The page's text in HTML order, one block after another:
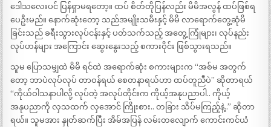
ဒေါသလေးပင် ပြန်ရှာမရတော့။ ထပ် စိတ်တိုပြန်လည်း မိမိအလွန် ထပ်ဖြစ်ရ
ပေဦးမည်။ နောက်ဆုံးတော့ သည်အမျိုးသမီးနှင့် မိမိ လာရောက်တွေ့ဆုံမိ
ခြင်းသည် ခရီးသွားလုပ်ငန်းနှင့် ပတ်သက်သည့် အတွေ့ကြုံများ၊ လုပ်နည်း
လုပ်ဟန်များ အကြောင်း ဆွေးနွေးသည့် စကားဝိုင်း ဖြစ်သွားရသည်။
သူမ ပြောသမျှထဲ မိမိ ရင်ထဲ အရောက်ဆုံး စကားများက “အစ်မ အတွက်
တော့ ဘာပဲလုပ်လုပ် တာဝန်ရယ် စေတနာရယ်ဟာ ထပ်တူညီပဲ” ဆိုတာရယ်
“ကိုယ်ဝါသနာပါလို့ လုပ်တဲ့ အလုပ်တိုင်းက ကိုယ့်အနုပညာပါ.. ကိုယ့်
အနုပညာကို လှသထက် လှအောင် ကြိုးစား.. တခြား သိပ်မကြည့်နဲ့..” ဆိုတာ
ရယ်။ သူမအား နှုတ်ဆက်ပြီး အိမ်အပြန် လမ်းတလျောက် ကောင်းကင်ယံ